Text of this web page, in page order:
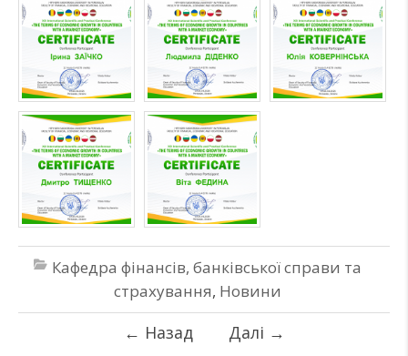
Кафедра фінансів, банківської справи та
страхування, Новини
← Назад Далі →